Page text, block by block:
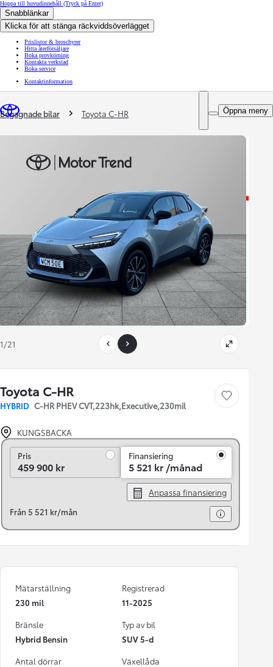
Hoppa till huvudinnehåll (Tryck på Enter)
Snabblänkar
Klicka för att stänga räckviddsöverlägget
Prislistor & broschyrer
Hitta återförsäljare
Boka provkörning
Kontakta verkstad
Boka service
Kontaktinformation
Öppna meny
You are here
Begagnade bilar Toyota C-HR
1/21
Toyota C-HR
HYBRID C-HR PHEV CVT,223hk,Executive,230mil
Save car
KUNGSBACKA
PrisPris
459 900 kr
Finansiering
5 521 kr /månad
Anpassa finansiering
Från 5 521 kr/mån
Mätarställning
230 mil
Registrerad
11-2025
Bränsle
Hybrid Bensin
Typ av bil
SUV 5-d
Antal dörrar
Växellåda